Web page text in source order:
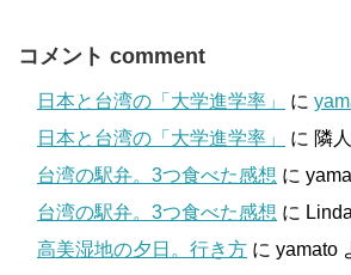
コメント comment
日本と台湾の「大学進学率」 に
日本と台湾の「大学進学率」
に 隣
台湾の駅弁。3つ食べた感想 に
台湾の駅弁。3つ食べた感想 に Linda
高美湿地の夕日。行き方 に yamato